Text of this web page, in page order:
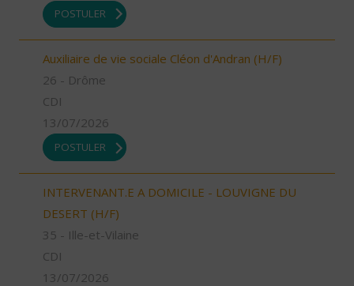
POSTULER
Auxiliaire de vie sociale Cléon d'Andran (H/F)
26 - Drôme
CDI
13/07/2026
POSTULER
INTERVENANT.E A DOMICILE - LOUVIGNE DU
DESERT (H/F)
35 - Ille-et-Vilaine
CDI
13/07/2026